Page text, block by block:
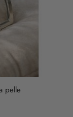
pelle